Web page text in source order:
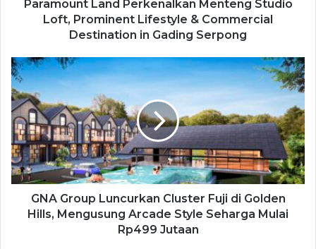
Paramount Land Perkenalkan Menteng Studio
Loft, Prominent Lifestyle & Commercial
Destination in Gading Serpong
GNA Group Luncurkan Cluster Fuji di Golden
Hills, Mengusung Arcade Style Seharga Mulai
Rp499 Jutaan